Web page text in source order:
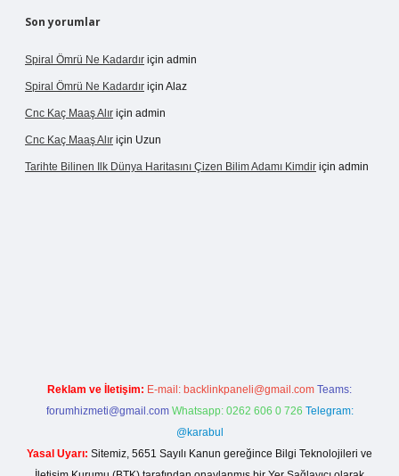
Son yorumlar
Spiral Ömrü Ne Kadardır için admin
Spiral Ömrü Ne Kadardır için Alaz
Cnc Kaç Maaş Alır için admin
Cnc Kaç Maaş Alır için Uzun
Tarihte Bilinen Ilk Dünya Haritasını Çizen Bilim Adamı Kimdir için admin
Reklam ve İletişim: E-mail: backlinkpaneli@gmail.com Teams:
forumhizmeti@gmail.com Whatsapp: 0262 606 0 726 Telegram:
@karabul
Yasal Uyarı: Sitemiz, 5651 Sayılı Kanun gereğince Bilgi Teknolojileri ve